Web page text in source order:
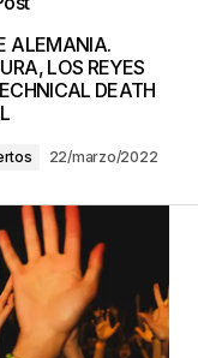
ALEMANIA.
LOS REYES
DEATH
22/marzo/2022